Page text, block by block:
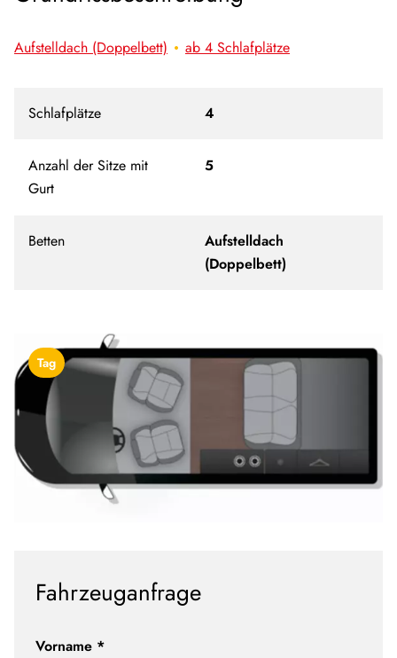
Aufstelldach (Doppelbett) ab 4 Schlafplätze
Schlafplätze 4
Anzahl der Sitze mit
Gurt
5
Betten
Aufstelldach
(Doppelbett)
Tag
Fahrzeuganfrage
Vorname *